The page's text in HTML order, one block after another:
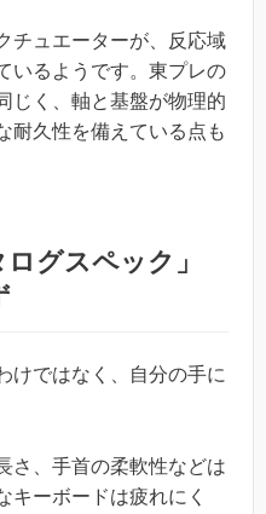
チュエーターが、反応域
いるようです。東プレの
じく、軸と基盤が物理的
耐久性を備えている点も
グスペック」
けではなく、自分の手に
さ、手首の柔軟性などは
キーボードは疲れにく